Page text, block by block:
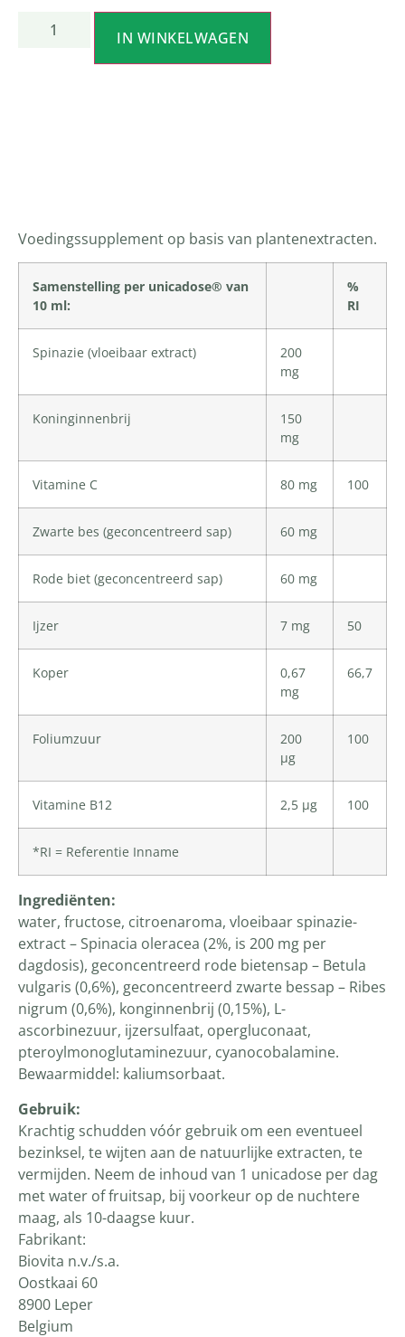
IN WINKELWAGEN
Voedingssupplement op basis van plantenextracten.
Samenstelling per unicadose® van
10 ml:
%
RI
Spinazie (vloeibaar extract)
200
mg
Koninginnenbrij
150
mg
Vitamine C 80 mg 100
Zwarte bes (geconcentreerd sap) 60 mg
Rode biet (geconcentreerd sap) 60 mg
Ijzer 7 mg 50
Koper
0,67
mg
66,7
Foliumzuur
200
μg
100
Vitamine B12 2,5 μg 100
*RI = Referentie Inname
Ingrediënten:
water, fructose, citroenaroma, vloeibaar spinazie-
extract – Spinacia oleracea (2%, is 200 mg per
dagdosis), geconcentreerd rode bietensap – Betula
vulgaris (0,6%), geconcentreerd zwarte bessap – Ribes
nigrum (0,6%), konginnenbrij (0,15%), L-
ascorbinezuur, ijzersulfaat, opergluconaat,
pteroylmonoglutaminezuur, cyanocobalamine.
Bewaarmiddel: kaliumsorbaat.
Gebruik:
Krachtig schudden vóór gebruik om een eventueel
bezinksel, te wijten aan de natuurlijke extracten, te
vermijden. Neem de inhoud van 1 unicadose per dag
met water of fruitsap, bij voorkeur op de nuchtere
maag, als 10-daagse kuur.
Fabrikant:
Biovita n.v./s.a.
Oostkaai 60
8900 Leper
Belgium